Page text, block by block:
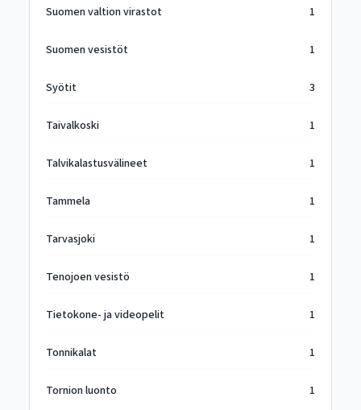
Suomen valtion virastot 1
Suomen vesistöt 1
Syötit 3
Taivalkoski 1
Talvikalastusvälineet 1
Tammela 1
Tarvasjoki 1
Tenojoen vesistö 1
Tietokone- ja videopelit 1
Tonnikalat 1
Tornion luonto 1